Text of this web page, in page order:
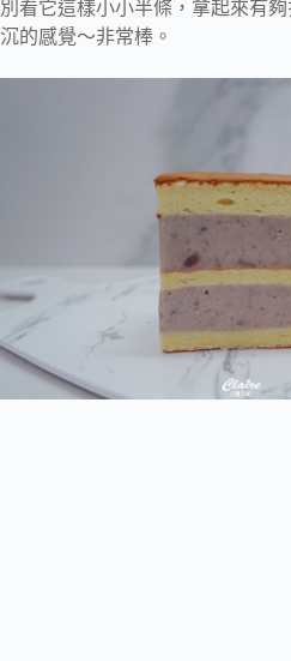
別看它這樣小小半條，拿起來有
沉的感覺～非常棒。